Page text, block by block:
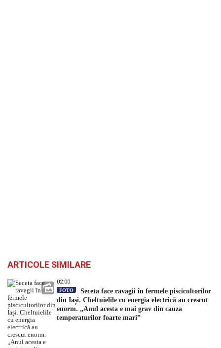
ARTICOLE SIMILARE
02:00
FOTO
Seceta face ravagii în fermele piscicultorilor
din Iași. Cheltuielile cu energia electrică au crescut
enorm. „Anul acesta e mai grav din cauza
temperaturilor foarte mari”